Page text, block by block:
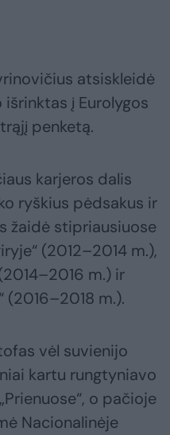
atsiskleidė
į Eurolygos
penketą.
karjeros dalis
ryškius pėdsakus ir
žaidė stipriausiuose
(2012–2014 m.),
m.) ir
(2016–2018 m.).
vėl suvienijo
kartu rungtyniavo
o pačioje
Nacionalinėje